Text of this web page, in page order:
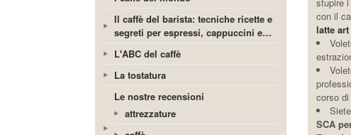
Il caffè del barista: tecniche ricette e
segreti per espressi, cappuccini e…
L'ABC del caffè
La tostatura
Le nostre recensioni
attrezzature
con il
latte
corso di
SCA